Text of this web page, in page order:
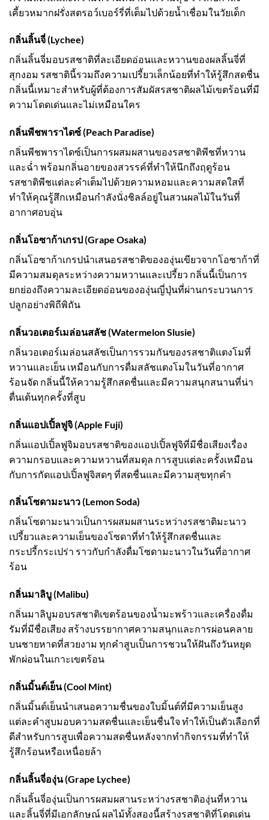
เคี้ยวหมากฝรั่งสตรอว์เบอร์รี่ที่เต็มไปด้วยน้ำเชื่อมในวัยเด็ก
กลิ่นลิ้นจี่ (Lychee)
กลิ่นลิ้นจี่มอบรสชาติที่ละเอียดอ่อนและหวานของผลลิ้นจี่ที่
สุกงอม รสชาตินี้รวมถึงความเปรี้ยวเล็กน้อยที่ทำให้รู้สึกสดชื่น
กลิ่นนี้เหมาะสำหรับผู้ที่ต้องการสัมผัสรสชาติผลไม้เขตร้อนที่มี
ความโดดเด่นและไม่เหมือนใคร
กลิ่นพีชพาราไดซ์ (Peach Paradise)
กลิ่นพีชพาราไดซ์เป็นการผสมผสานของรสชาติพีชที่หวาน
และฉ่ำ พร้อมกลิ่นอายของสวรรค์ที่ทำให้นึกถึงฤดูร้อน
รสชาติพีชแต่ละคำเต็มไปด้วยความหอมและความสดใสที่
ทำให้คุณรู้สึกเหมือนกำลังนั่งชิลล์อยู่ในสวนผลไม้ในวันที่
อากาศอบอุ่น
กลิ่นโอซาก้าเกรป (Grape Osaka)
กลิ่นโอซาก้าเกรปนำเสนอรสชาติขององุ่นเขียวจากโอซาก้าที่
มีความสมดุลระหว่างความหวานและเปรี้ยว กลิ่นนี้เป็นการ
ยกย่องถึงความละเอียดอ่อนขององุ่นญี่ปุ่นที่ผ่านกระบวนการ
ปลูกอย่างพิถีพิถัน
กลิ่นวอเตอร์เมล่อนสลัช (Watermelon Slusie)
กลิ่นวอเตอร์เมล่อนสลัชเป็นการรวมกันของรสชาติแตงโมที่
หวานและเย็น เหมือนกับการดื่มสลัชแตงโมในวันที่อากาศ
ร้อนจัด กลิ่นนี้ให้ความรู้สึกสดชื่นและมีความสนุกสนานที่น่า
ตื่นเต้นทุกครั้งที่สูบ
กลิ่นแอปเปิ้ลฟูจิ (Apple Fuji)
กลิ่นแอปเปิ้ลฟูจิมอบรสชาติของแอปเปิ้ลฟูจิที่มีชื่อเสียงเรื่อง
ความกรอบและความหวานที่สมดุล การสูบแต่ละครั้งเหมือน
กับการกัดแอปเปิ้ลฟูจิสดๆ ที่สดชื่นและมีความสุขทุกคำ
กลิ่นโซดามะนาว (Lemon Soda)
กลิ่นโซดามะนาวเป็นการผสมผสานระหว่างรสชาติมะนาว
เปรี้ยวและความเย็นของโซดาที่ทำให้รู้สึกสดชื่นและ
กระปรี้กระเปร่า ราวกับกำลังดื่มโซดามะนาวในวันที่อากาศ
ร้อน
กลิ่นมาลิบู (Malibu)
กลิ่นมาลิบูมอบรสชาติเขตร้อนของน้ำมะพร้าวและเครื่องดื่ม
รัมที่มีชื่อเสียง สร้างบรรยากาศความสนุกและการผ่อนคลาย
บนชายหาดที่สวยงาม ทุกคำสูบเป็นการชวนให้ฝันถึงวันหยุด
พักผ่อนในเกาะเขตร้อน
กลิ่นมิ้นต์เย็น (Cool Mint)
กลิ่นมิ้นต์เย็นนำเสนอความชื่นของใบมิ้นต์ที่มีความเย็นสูง
แต่ละคำสูบมอบความสดชื่นและเย็นชื่นใจ ทำให้เป็นตัวเลือกที่
ดีสำหรับการสูบเพื่อความสดชื่นหลังจากทำกิจกรรมที่ทำให้
รู้สึกร้อนหรือเหนื่อยล้า
กลิ่นลิ้นจี่องุ่น (Grape Lychee)
กลิ่นลิ้นจี่องุ่นเป็นการผสมผสานระหว่างรสชาติองุ่นที่หวาน
และลิ้นจี่ที่มีเอกลักษณ์ ผลไม้ทั้งสองนี้สร้างรสชาติที่โดดเด่น